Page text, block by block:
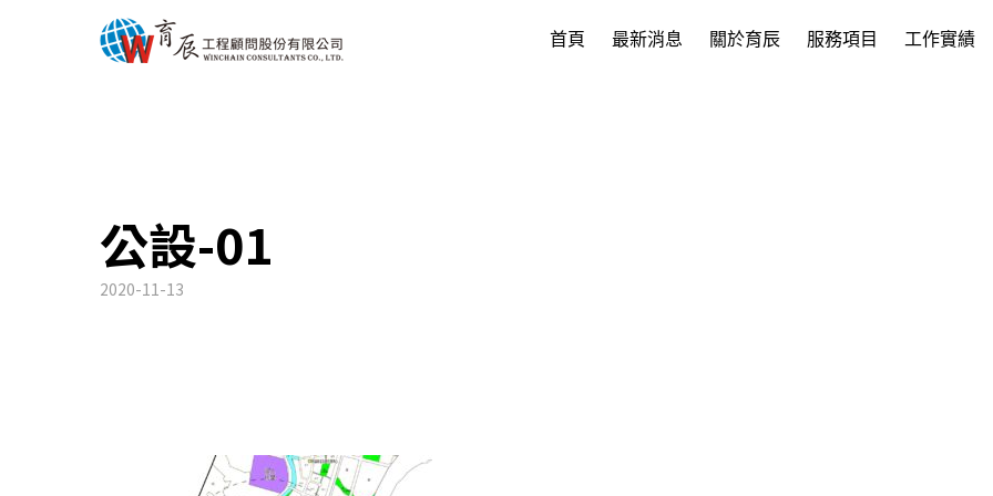
首頁 最新消息 關於育辰 服務項目 工作實績
公設-01
2020-11-13